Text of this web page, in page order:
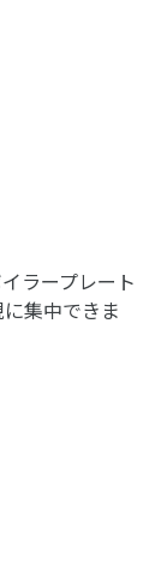
ラープレート
集中できま